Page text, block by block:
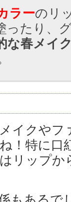
ラーのリ
ったり、
な春メイ
イクやフ
！特に口
リップか